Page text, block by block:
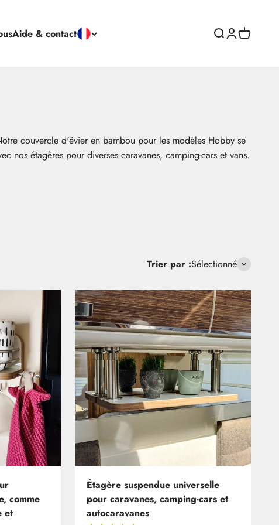
Aide & contact
Ouvrir la
Ouvrir la
Ouvrir le
couvercle d'évier en bambou pour les modèles Hobby se
nos étagères pour diverses caravanes, camping-cars et vans.
Trier par :Sélectionné
comme
et
Étagère suspendue universelle
pour caravanes, camping-cars et
autocaravanes